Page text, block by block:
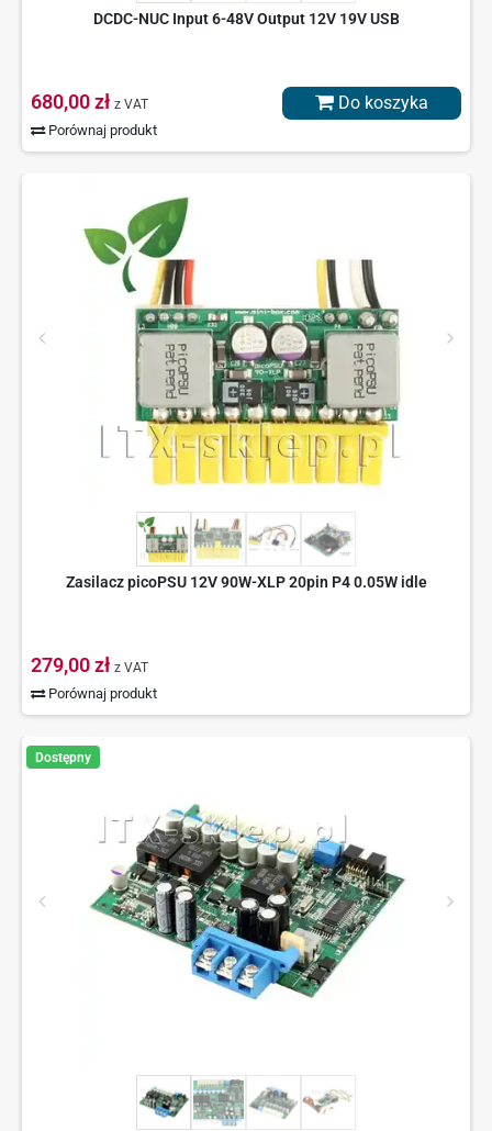
DCDC-NUC Input 6-48V Output 12V 19V USB
680,00 zł z VAT
Porównaj produkt
Do koszyka
Zasilacz picoPSU 12V 90W-XLP 20pin P4 0.05W idle
279,00 zł z VAT
Porównaj produkt
Dostępny